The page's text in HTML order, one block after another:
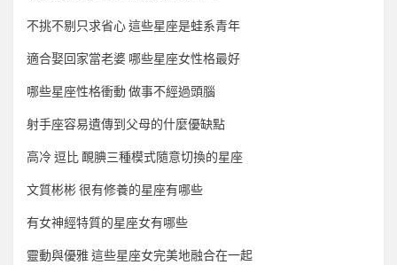
不挑不剔只求省心 這些星座是蛙系青年
適合娶回家當老婆 哪些星座女性格最好
哪些星座性格衝動 做事不經過頭腦
射手座容易遺傳到父母的什麼優缺點
高冷 逗比 靦腆三種模式隨意切換的星座
文質彬彬 很有修養的星座有哪些
有女神經特質的星座女有哪些
靈動與優雅 這些星座女完美地融合在一起